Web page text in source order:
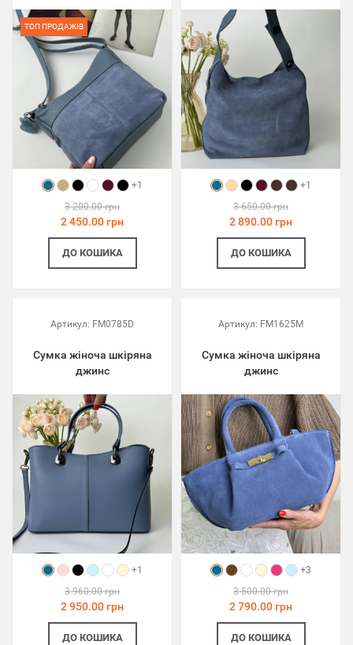
ТОП ПРОДАЖІВ
+1
3 200.00 грн
2 450.00 грн
ДО КОШИКА
+1
3 650.00 грн
2 890.00 грн
ДО КОШИКА
Артикул: FM0785D
Сумка жіноча шкіряна
джинс
+1
3 960.00 грн
2 950.00 грн
ДО КОШИКА
Артикул: FM1625M
Сумка жіноча шкіряна
джинс
+3
3 500.00 грн
2 790.00 грн
ДО КОШИКА